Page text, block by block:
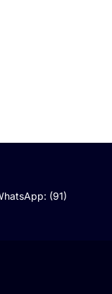
(91)